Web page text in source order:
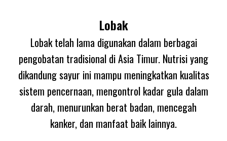
Lobak
Lobak telah lama digunakan dalam berbagai
pengobatan tradisional di Asia Timur. Nutrisi yang
dikandung sayur ini mampu meningkatkan kualitas
sistem pencernaan, mengontrol kadar gula dalam
darah, menurunkan berat badan, mencegah
kanker, dan manfaat baik lainnya.